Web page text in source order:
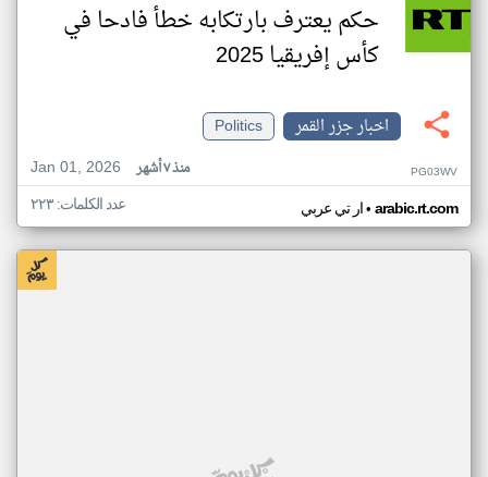
حكم يعترف بارتكابه خطأ فادحا في
كأس إفريقيا 2025
اخبار جزر القمر
Politics
Jan 01, 2026
منذ ٧ أشهر PG03WV
ار تي عربي• arabic.rt.com عدد الكلمات: ٢٢٣